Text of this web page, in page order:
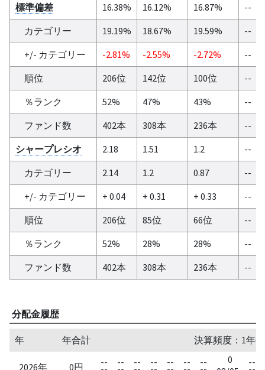
標準偏差
16.38% 16.12% 16.87%
--
カテゴリー
19.19% 18.67% 19.59%
--
+/- カテゴリー
-2.81% -2.55% -2.72%
--
順位
206位 142位 100位
--
％ランク
52% 47% 43%
--
ファンド数
402本 308本 236本
--
シャープレシオ
2.18 1.51 1.2
--
カテゴリー
2.14 1.2 0.87
--
+/- カテゴリー
+ 0.04 + 0.31 + 0.33
--
順位
206位 85位 66位
--
％ランク
52% 28% 28%
--
ファンド数
402本 308本 236本 --
分配金履歴
年 年合計 決算頻度：1年
2026年 0円 -- -- -- -- -- -- --
0
--